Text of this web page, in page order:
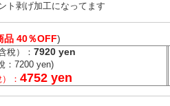
ト剥げ加工になってます
品 40％OFF)
稅）： 7920 yen
：7200 yen)
： 4752 yen